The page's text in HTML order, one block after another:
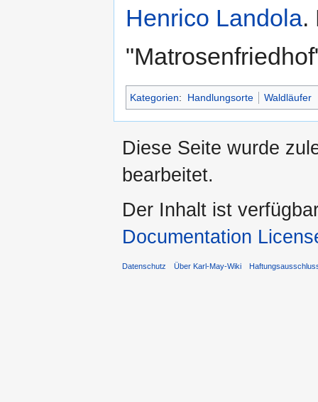
Henrico Landola.
Kategorien: Handlungsorte Waldläufer
Diese Seite wurde
bearbeitet.
Der Inhalt ist
Documentation
Datenschutz Über Karl-May-Wiki